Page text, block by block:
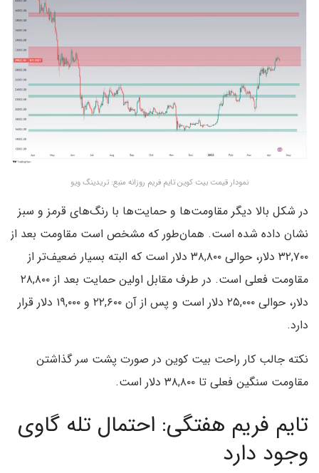
نمودار قیمت بیت کوین تایم فریم روزانه منبع: تریدینگ ویو
در شکل بالا دیگر مقاومت‌ها و حمایت‌ها با رنگ‌های قرمز و سبز
نشان داده شده است. همان‌طور که مشخص است مقاومت بعد از
۳۲,۷۰۰ دلار، حوالی ۳۸,۸۰۰ دلار است که البته بسیار ضعیف‌تر از
مقاومت فعلی است. در طرف مقابل اولین حمایت بعد از ۲۸,۸۰۰
دلار، حوالی ۲۵,۰۰۰ دلار است و پس از آن ۲۲,۶۰۰ و ۱۹,۰۰۰ دلار قرار
دارد.
نکته جالب کار راحت بیت کوین در صورت پشت سر گذاشتن
مقاومت سنگین فعلی تا ۳۸,۸۰۰ دلار است.
تایم فریم هفتگی: احتمال تله گاوی
وجود دارد